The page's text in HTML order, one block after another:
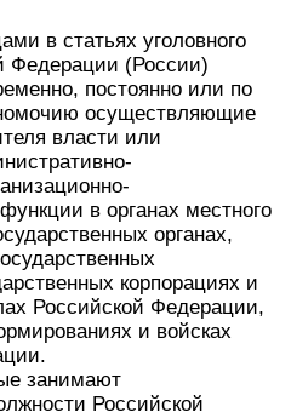
в статьях уголовного
Федерации (России)
постоянно или по
осуществляющие
власти или
в органах местного
органах,
корпорациях и
Российской Федерации,
и войсках
занимают
Российской